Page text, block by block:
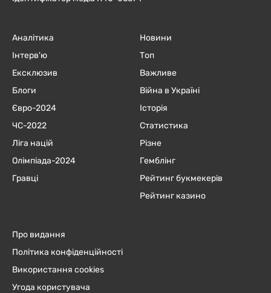
Аналітика
Інтерв'ю
Ексклюзив
Блоги
Євро-2024
ЧC-2022
Ліга націй
Олімпіада-2024
Гравці
Новини
Топ
Важливе
Війна в Україні
Історія
Статистика
Різне
Гемблінг
Рейтинг букмекерів
Рейтинг казино
Про видання
Політика конфіденційності
Використання cookies
Угода користувача